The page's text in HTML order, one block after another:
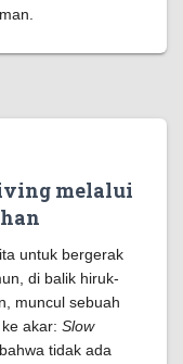
melalui
untuk bergerak
di balik hiruk-
muncul sebuah
akar: Slow
tidak ada